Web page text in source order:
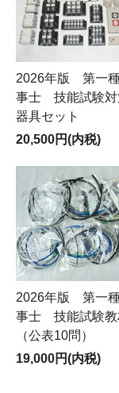
2026年版 第一
事士 技能試験
器具セット
20,500円(内税)
2026年版 第一
事士 技能試験
（公表10問）
19,000円(内税)